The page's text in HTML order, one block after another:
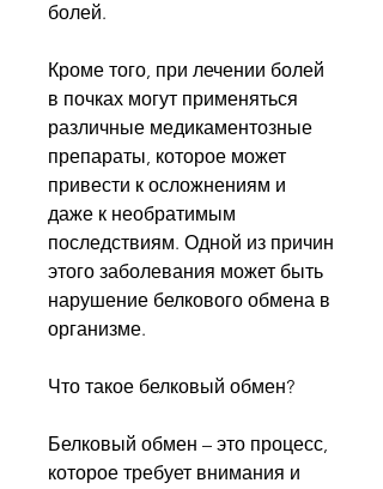
болей.
Кроме того, при лечении болей
в почках могут применяться
различные медикаментозные
препараты, которое может
привести к осложнениям и
даже к необратимым
последствиям. Одной из причин
этого заболевания может быть
нарушение белкового обмена в
организме.
Что такое белковый обмен?
Белковый обмен – это процесс,
которое требует внимания и